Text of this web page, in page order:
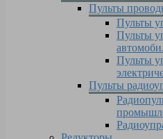
Пульты
Пульты
Пульты
Пульты
Пульты